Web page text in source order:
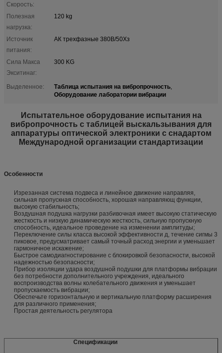
Скорость:
Полезная
нагрузка:
120 kg
Источник
питания:
АК трехфазные 380В/50Хз
Сила Макса
Экситинаг:
300 KG
Выделенное: Таблица испытания на вибропрочность,
Оборудование лаборатории вибрации
Испытательное оборудование испытания на
вибропрочность с таблицей выскальзывания для
аппаратуры оптической электроники с снадартом
Международной организации стандартизации
Особенности
Изрезанная система подвеса и линейное движение направляя,
сильная пропускная способность, хорошая направляющ функции,
высокую стабильность;
Воздушная подушка нагрузки разбивочная имеет высокую статическую
жесткость и низкую динамическую жесткость, сильную пропускную
способность, идеальное проведение на изменении амплитуды;
Переключение силы класса высокой эффективности д, течение сигмы 3
пиковое, предусматривает самый точный расход энергии и уменьшает
гармоничное искажение;
Быстрое самодиагностирование с блокировкой безопасности, высокой
надежностью безопасности;
Прибор изоляции удара воздушной подушки для платформы вибрации
без потребности дополнительного учреждения, идеального
воспроизводства волны колебательного движения и уменьшает
пропускаемость вибрации;
Обеспечьте горизонтальную и вертикальную платформу расширения
для различного применения;
Простая деятельность регулятора
Спецификации